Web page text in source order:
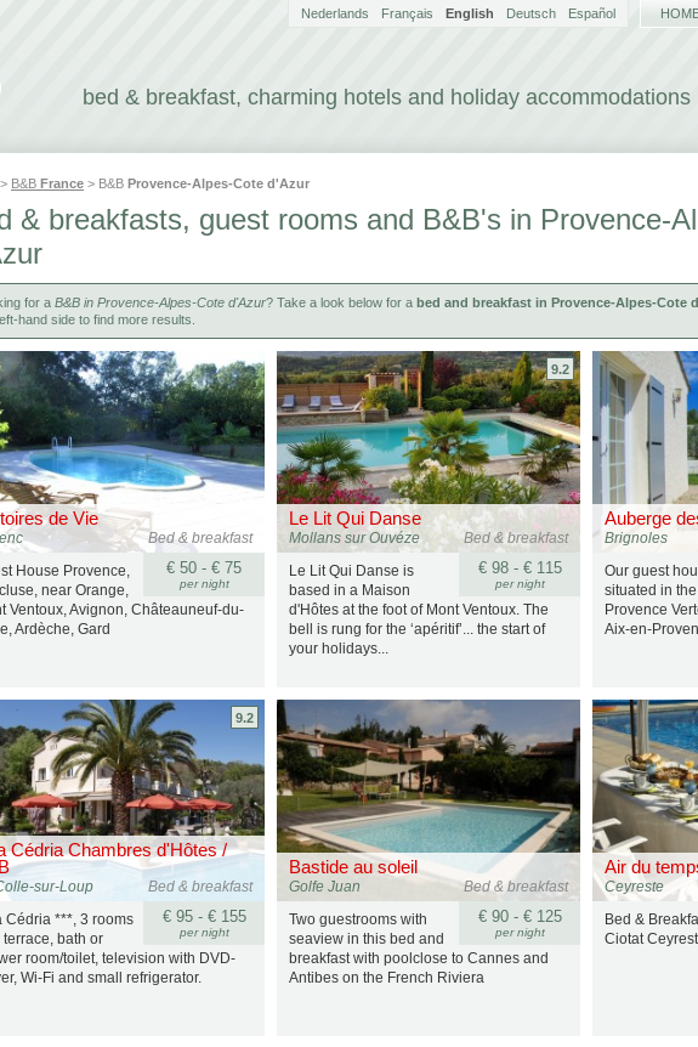
bed & breakfast, charming hotels and holiday accommodations
Nederlands Français English Deutsch Español
> B&B France > B&B Provence-Alpes-Cote d'Azur
& breakfasts, guest rooms and B&B's in Provence-
for a B&B in Provence-Alpes-Cote d'Azur? Take a look below for a bed and breakfast in Provence-Alpes-Cote
hand side to find more results.
de Vie
Bed & breakfast
€ 50 - € 75
per night
House Provence,
near Orange,
Ventoux, Avignon, Châteauneuf-du-
Ardèche, Gard
Le Lit Qui Danse
Bed & breakfast
Mollans sur Ouvéze
9.2
€ 98 - € 115
per night
Le Lit Qui Danse is
based in a Maison
d'Hôtes at the foot of Mont Ventoux. The
bell is rung for the ‘apéritif’... the start of
your holidays...
Auberge
Brignoles
Our guest
situated in
Provence
Aix-en-
Cédria Chambres d'Hôtes /
Bed & breakfast
sur-Loup
9.2
€ 95 - € 155
per night
Cédria ***, 3 rooms
terrace, bath or
room/toilet, television with DVD-
Wi-Fi and small refrigerator.
Bastide au soleil
Bed & breakfast
Golfe Juan
€ 90 - € 125
per night
Two guestrooms with
seaview in this bed and
breakfast with poolclose to Cannes and
Antibes on the French Riviera
Air du
Ceyreste
Bed &
Ciotat